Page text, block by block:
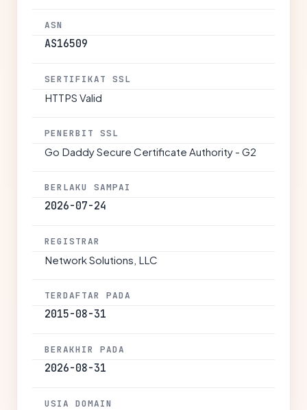
ASN
AS16509
SERTIFIKAT SSL
HTTPS Valid
PENERBIT SSL
Go Daddy Secure Certificate Authority - G2
BERLAKU SAMPAI
2026-07-24
REGISTRAR
Network Solutions, LLC
TERDAFTAR PADA
2015-08-31
BERAKHIR PADA
2026-08-31
USIA DOMAIN